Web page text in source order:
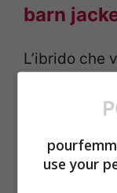
barn
L’ibrido che
vento è
urbana,
gonne in
use your